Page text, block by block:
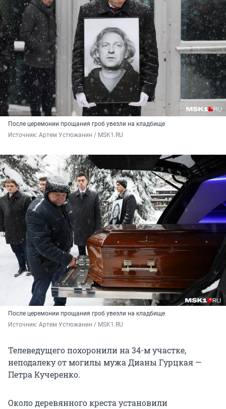
После церемонии прощания гроб увезли на кладбище
Источник: Артем Устюжанин / MSK1.RU
После церемонии прощания гроб увезли на кладбище
Источник: Артем Устюжанин / MSK1.RU
Телеведущего похоронили на 34-м участке,
неподалеку от могилы мужа Дианы Гурцкая —
Петра Кучеренко.
Около деревянного креста установили